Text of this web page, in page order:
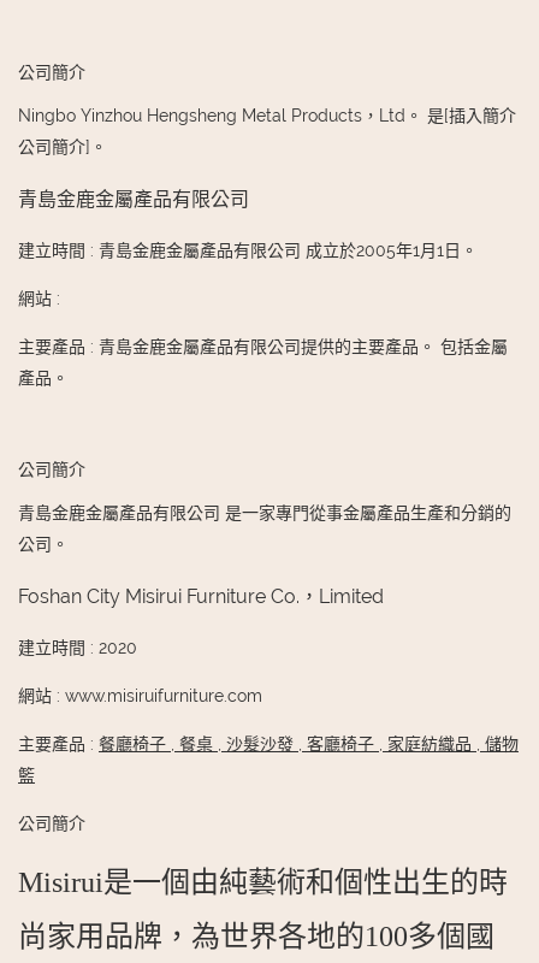
公司簡介
Ningbo Yinzhou Hengsheng Metal Products，Ltd。 是[插入簡介
公司簡介]。
青島金鹿金屬產品有限公司
建立時間 : 青島金鹿金屬產品有限公司 成立於2005年1月1日。
網站 :
主要產品 : 青島金鹿金屬產品有限公司提供的主要產品。 包括金屬
產品。
公司簡介
青島金鹿金屬產品有限公司 是一家專門從事金屬產品生產和分銷的
公司。
Foshan City Misirui Furniture Co.，Limited
建立時間 : 2020
網站 : www.misiruifurniture.com
主要產品 : 餐廳椅子 , 餐桌 , 沙髮沙發 , 客廳椅子 , 家庭紡織品 , 儲物
籃
公司簡介
Misirui是一個由純藝術和個性出生的時
尚家用品牌，為世界各地的100多個國